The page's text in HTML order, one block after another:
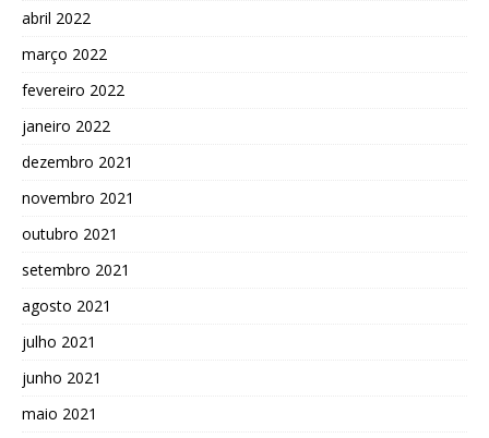
abril 2022
março 2022
fevereiro 2022
janeiro 2022
dezembro 2021
novembro 2021
outubro 2021
setembro 2021
agosto 2021
julho 2021
junho 2021
maio 2021